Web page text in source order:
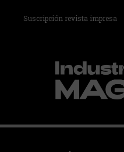
Suscripción revista impresa